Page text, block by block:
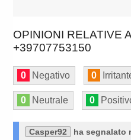
OPINIONI RELATIVE
+39707753150
0 Negativo 0
0 Neutrale 0
Casper92
ha segnalato